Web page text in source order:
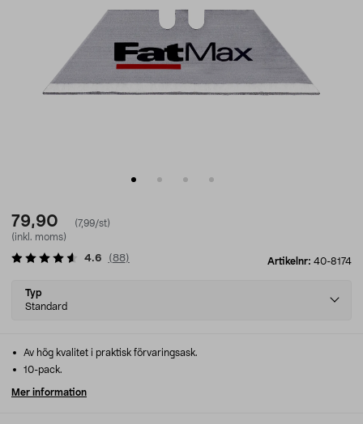
79,90
(7,99/st)
(inkl. moms)
Artikelnr: 40-8174
4.6 (88)
Select
variant
Typ
Standard
Av hög kvalitet i praktisk förvaringsask.
10-pack.
Mer information